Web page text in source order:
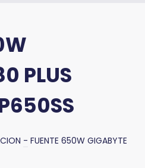
PLUS
- FUENTE 650W GIGABYTE